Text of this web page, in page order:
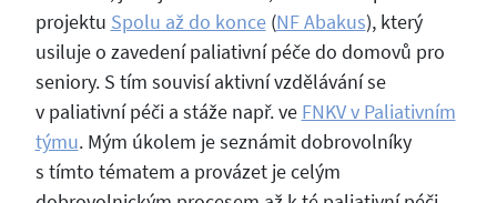
projektu Spolu až do konce(NF Abakus), který
usiluje o zavedení paliativní péče do domovů pro
seniory. S tím souvisí aktivní vzdělávání se
v paliativní péči a stáže např. ve FNKV v Paliativním
týmu. Mým úkolem je seznámit dobrovolníky
s tímto tématem a provázet je celým